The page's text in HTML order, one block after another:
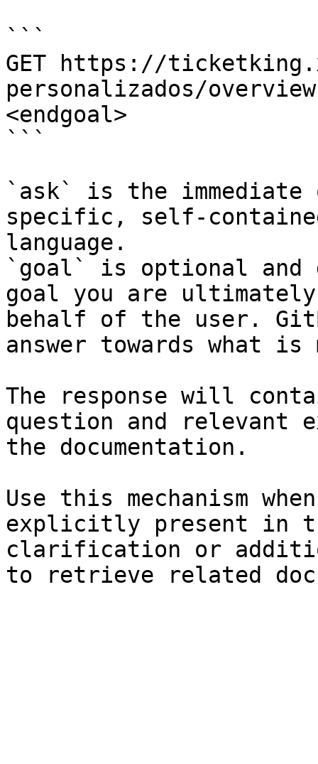
```
GET https://
personalizados/
<endgoal>
```
`ask` is the
specific, self-
language.
`goal` is optional and
goal you are
behalf of the user.
answer towards what
The response will
question and relevant
the documentation.
Use this mechanism
explicitly present in
clarification or